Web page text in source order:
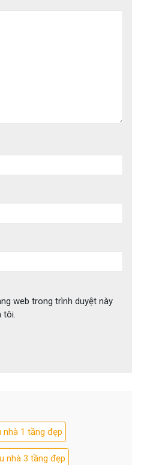
web trong trình duyệt này
tôi.
nhà 1 tầng đẹp
nhà 3 tầng đẹp